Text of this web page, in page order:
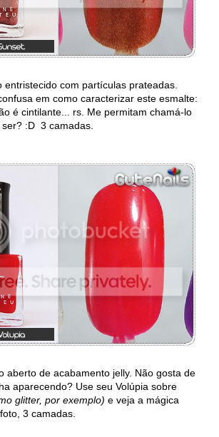
entristecido com partículas prateadas.
em como caracterizar este esmalte:
é cintilante... rs. Me permitam chamá-lo
:D 3 camadas.
aberto de acabamento jelly. Não gosta de
aparecendo? Use seu Volúpia sobre
glitter, por exemplo) e veja a mágica
3 camadas.